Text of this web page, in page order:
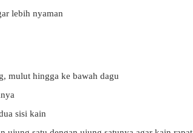
lebih nyaman
mulut hingga ke bawah dagu
sisi kain